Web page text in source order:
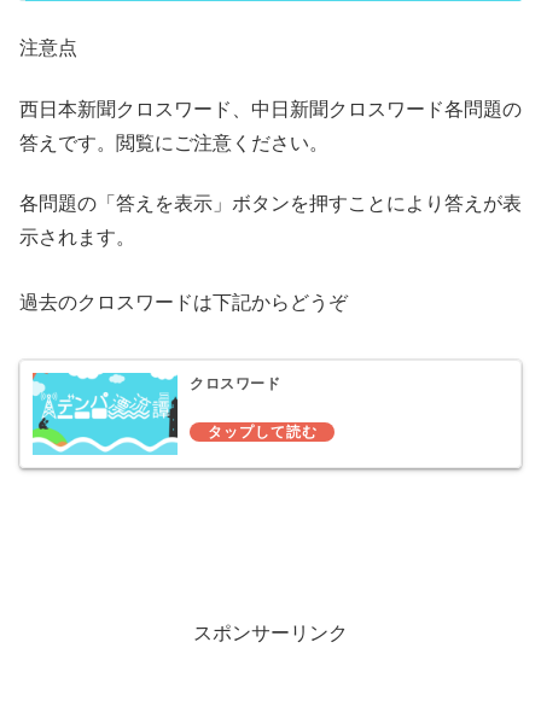
注意点
西日本新聞クロスワード、中日新聞クロスワード各問題の
答えです。閲覧にご注意ください。
各問題の「答えを表示」ボタンを押すことにより答えが表
示されます。
過去のクロスワードは下記からどうぞ
クロスワード
スポンサーリンク